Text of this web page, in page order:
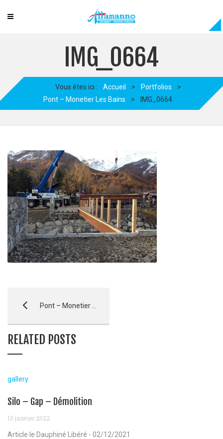
IMG_0664
Vous êtes ici : Accueil > Portfolios
>
Pont – Monetier Les Bains
> IMG_0664
Pont – Monetier Les Bains
RELATED POSTS
gallery
Silo – Gap – Démolition
10 janvier 2022
Article le Dauphiné Libéré - 02/12/2021